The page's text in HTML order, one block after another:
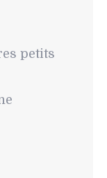
petits